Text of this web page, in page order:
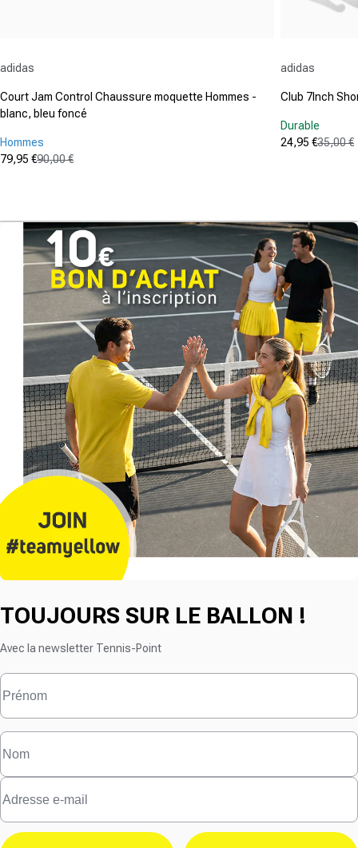
adidas
Court Jam Control Chaussure moquette Hommes -
blanc, bleu foncé
Hommes
Prix promotionnel
79,95 €
Prix normal
90,00 €
5
étoiles.
adidas
Club 7Inch
Durable
Prix
24,95 €
Prix normal
35,00 €
étoiles.
396
avis
TOUJOURS SUR LE BALLON !
Avec la newsletter Tennis-Point